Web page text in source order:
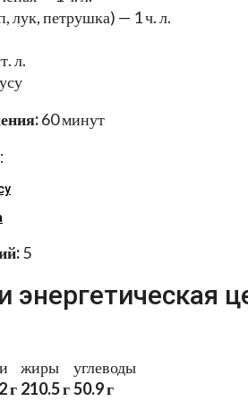
лук, петрушка) — 1 ч. л.
л.
60 минут
5
энергетическая
г
жиры
210.5 г
углеводы
50.9 г